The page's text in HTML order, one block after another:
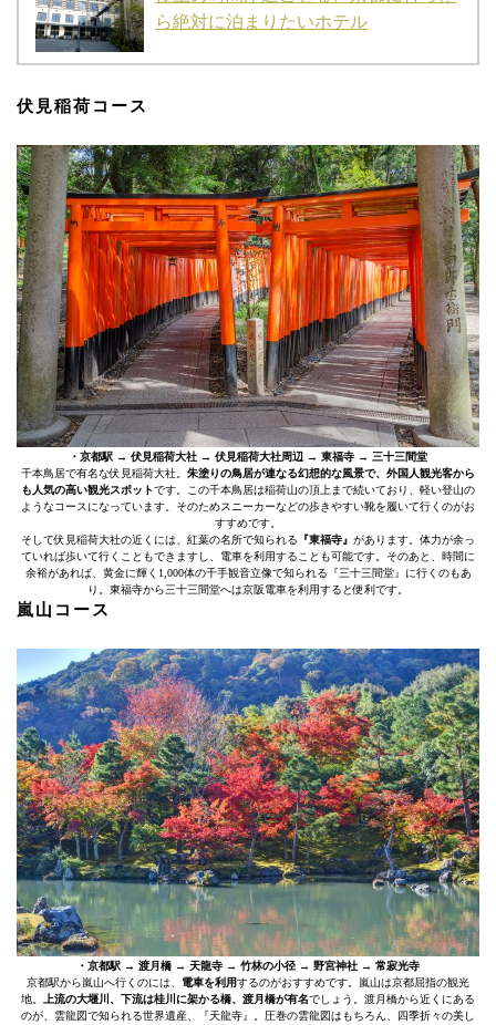
ら絶対に泊まりたいホテル
伏見稲荷コース
・京都駅 → 伏見稲荷大社 → 伏見稲荷大社周辺 → 東福寺 → 三十三間堂
千本鳥居で有名な伏見稲荷大社。 朱塗りの鳥居が連なる幻想的な風景で、外国人観光客から
も人気の高い観光スポットです。この千本鳥居は稲荷山の頂上まで続いており、軽い登山の
ようなコースになっています。そのためスニーカーなどの歩きやすい靴を履いて行くのがお
すすめです。
そして伏見稲荷大社の近くには、紅葉の名所で知られる 『東福寺』 があります。体力が余っ
ていれば歩いて行くこともできますし、電車を利用することも可能です。そのあと、時間に
余裕があれば、黄金に輝く1,000体の千手観音立像で知られる『三十三間堂』に行くのもあ
り。東福寺から三十三間堂へは京阪電車を利用すると便利です。
嵐山コース
・京都駅 → 渡月橋 → 天龍寺 → 竹林の小径 → 野宮神社 → 常寂光寺
京都駅から嵐山へ行くのには、 電車を利用するのがおすすめです。嵐山は京都屈指の観光
地。 上流の大堰川、下流は桂川に架かる橋、渡月橋が有名でしょう。渡月橋から近くにある
のが、雲龍図で知られる世界遺産、『天龍寺』。圧巻の雲龍図はもちろん、四季折々の美し